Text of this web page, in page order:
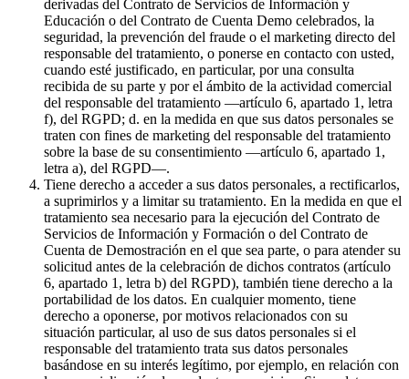
derivadas del Contrato de Servicios de Información y
Educación o del Contrato de Cuenta Demo celebrados, la
seguridad, la prevención del fraude o el marketing directo del
responsable del tratamiento, o ponerse en contacto con usted,
cuando esté justificado, en particular, por una consulta
recibida de su parte y por el ámbito de la actividad comercial
del responsable del tratamiento —artículo 6, apartado 1, letra
f), del RGPD; d. en la medida en que sus datos personales se
traten con fines de marketing del responsable del tratamiento
sobre la base de su consentimiento —artículo 6, apartado 1,
letra a), del RGPD—.
Tiene derecho a acceder a sus datos personales, a rectificarlos,
a suprimirlos y a limitar su tratamiento. En la medida en que el
tratamiento sea necesario para la ejecución del Contrato de
Servicios de Información y Formación o del Contrato de
Cuenta de Demostración en el que sea parte, o para atender su
solicitud antes de la celebración de dichos contratos (artículo
6, apartado 1, letra b) del RGPD), también tiene derecho a la
portabilidad de los datos. En cualquier momento, tiene
derecho a oponerse, por motivos relacionados con su
situación particular, al uso de sus datos personales si el
responsable del tratamiento trata sus datos personales
basándose en su interés legítimo, por ejemplo, en relación con